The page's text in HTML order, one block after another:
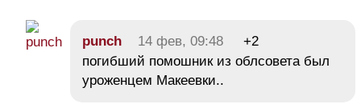
punch 14 фев, 09:48
+2
погибший помошник из облсовета был
уроженцем Макеевки..